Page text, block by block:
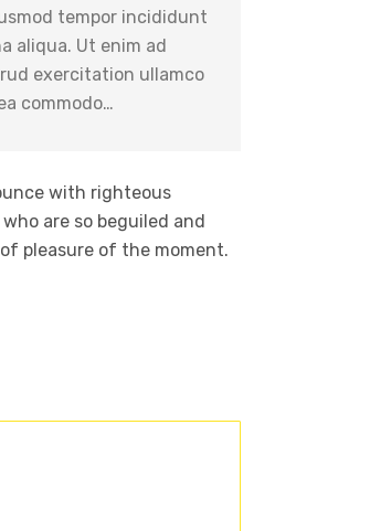
tempor incididunt
aliqua. Ut enim ad
exercitation ullamco
commodo…
with righteous
are so beguiled and
pleasure of the moment.